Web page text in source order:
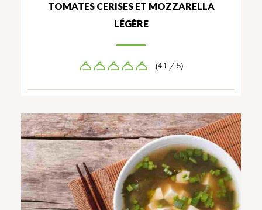
TOMATES CERISES ET MOZZARELLA
LÉGÈRE
(4.1 / 5)